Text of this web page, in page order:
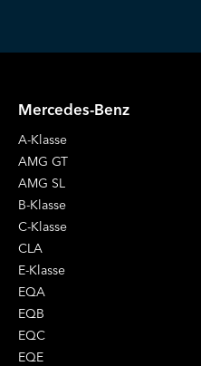
Mercedes-Benz
A-Klasse
AMG GT
AMG SL
B-Klasse
C-Klasse
CLA
E-Klasse
EQA
EQB
EQC
EQE